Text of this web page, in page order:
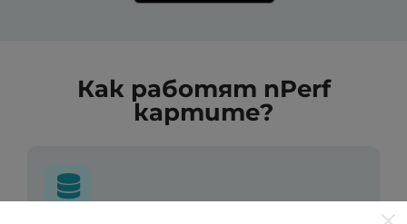
Как работят nPerf
картите?